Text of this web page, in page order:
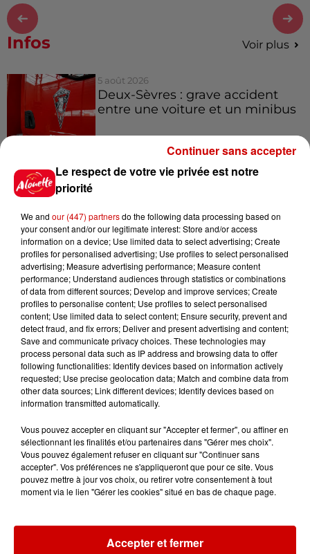
Infos Voir plus
5 août 2026
Deux-Sèvres : grave accident
entre une voiture et un minibus
5 août 2026
par...
5 août 2026
"Attention au démarchage
abusif" : la préfecture de la
Gironde...
5 août 2026
À LA UNE : incendie à La
Rochelle, mégaferme de
saumons et succès...
Jeux Voir plus
Festival du Roi Arthur 2026 !
Le respect de votre vie privée est notre
priorité
We and our (447) partnersdo the following data processing based on
your consent and/or our legitimate interest: Store and/or access
information on a device; Use limited data to select advertising; Create
profiles for personalised advertising; Use profiles to select personalised
advertising; Measure advertising performance; Measure content
performance; Understand audiences through statistics or combinations
of data from different sources; Develop and improve services; Create
profiles to personalise content; Use profiles to select personalised
content; Use limited data to select content; Ensure security, prevent and
detect fraud, and fix errors; Deliver and present advertising and content;
Save and communicate privacy choices. These technologies may
process personal data such as IP address and browsing data to offer
following functionalities: Identify devices based on information actively
requested; Use precise geolocation data; Match and combine data from
other data sources; Link different devices; Identify devices based on
information transmitted automatically.
Vous pouvez accepter en cliquant sur "Accepter et fermer", ou affiner en
sélectionnant les finalités et/ou partenaires dans "Gérer mes choix".
Vous pouvez également refuser en cliquant sur "Continuer sans
accepter". Vos préférences ne s'appliqueront que pour ce site. Vous
pouvez mettre à jour vos choix, ou retirer votre consentement à tout
moment via le lien "Gérer les cookies" situé en bas de chaque page.
Accepter et fermer
Continuer sans accepter